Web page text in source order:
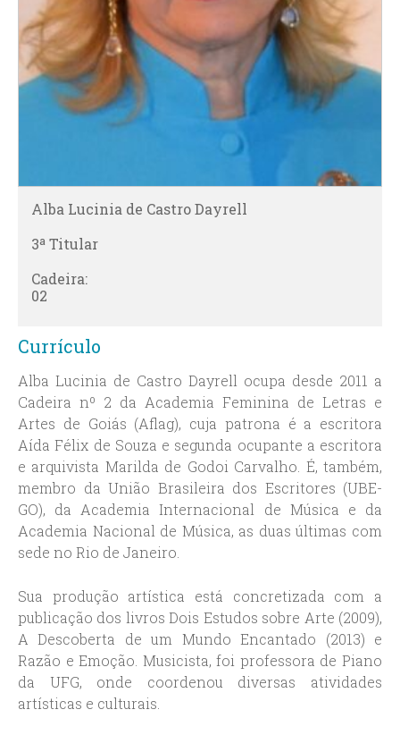
Alba Lucinia de Castro Dayrell
3ª Titular
Cadeira:
02
Currículo
Alba Lucinia de Castro Dayrell ocupa desde 2011 a
Cadeira nº 2 da Academia Feminina de Letras e
Artes de Goiás (Aflag), cuja patrona é a escritora
Aída Félix de Souza e segunda ocupante a escritora
e arquivista Marilda de Godoi Carvalho. É, também,
membro da União Brasileira dos Escritores (UBE-
GO), da Academia Internacional de Música e da
Academia Nacional de Música, as duas últimas com
sede no Rio de Janeiro.
Sua produção artística está concretizada com a
publicação dos livros Dois Estudos sobre Arte (2009),
A Descoberta de um Mundo Encantado (2013) e
Razão e Emoção. Musicista, foi professora de Piano
da UFG, onde coordenou diversas atividades
artísticas e culturais.